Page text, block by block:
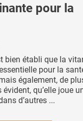
pour la
bien établi que la
pour la
également, de
évident, qu’elle joue
d’autres ...